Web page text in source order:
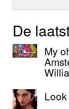
De
My